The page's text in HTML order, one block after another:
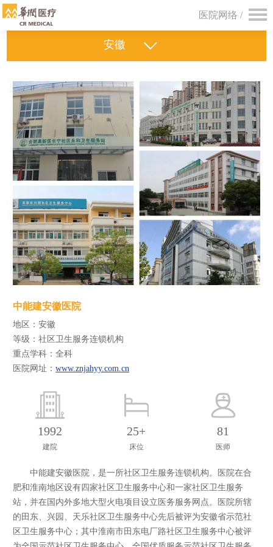
安徽
中能建安徽医院
地区：安徽
等级：社区卫生服务连锁机构
重点学科：全科
医院网址：www.znjahyy.com.cn
1992
建院
25+
床位
81
医师
中能建安徽医院，是一所社区卫生服务连锁机构。医院在合
肥和淮南地区设有四家社区卫生服务中心和一家社区卫生服务
站，并在国内外多地大型火电项目设立医务服务网点。医院所辖
的田东、兴园、天乐社区卫生服务中心先后被评为安徽省示范社
区卫生服务中心；其中淮南市田东电厂路社区卫生服务中心被评
医院网络 /